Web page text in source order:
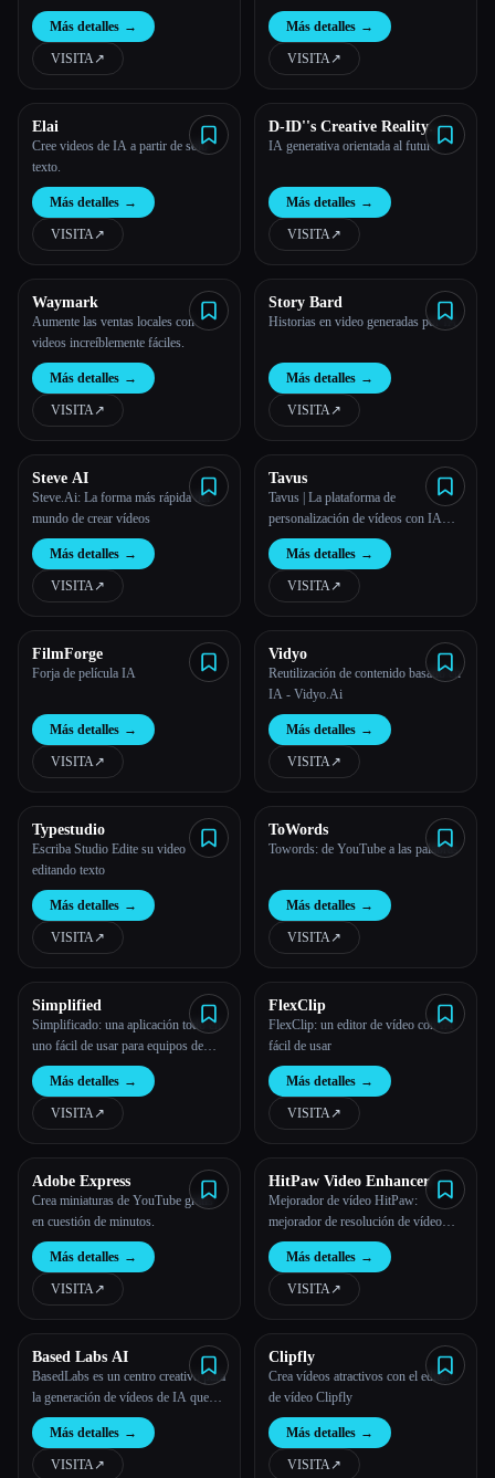
primera hora
Más detalles →
VISITA↗︎
Más detalles →
VISITA↗︎
Elai
Cree videos de IA a partir de solo
texto.
Más detalles →
VISITA↗︎
D-ID''s Creative Reality
Studio
IA generativa orientada al futuro
Más detalles →
VISITA↗︎
Waymark
Aumente las ventas locales con
videos increíblemente fáciles.
Más detalles →
VISITA↗︎
Story Bard
Historias en video generadas por IA
Más detalles →
VISITA↗︎
Steve AI
Steve.Ai: La forma más rápida del
mundo de crear vídeos
Más detalles →
VISITA↗︎
Tavus
Tavus | La plataforma de
personalización de vídeos con IA
más avanzada
Más detalles →
VISITA↗︎
FilmForge
Forja de película IA
Más detalles →
VISITA↗︎
Vidyo
Reutilización de contenido basado en
IA - Vidyo.Ai
Más detalles →
VISITA↗︎
Typestudio
Escriba Studio Edite su video
editando texto
Más detalles →
VISITA↗︎
ToWords
Towords: de YouTube a las palabras
Más detalles →
VISITA↗︎
Simplified
Simplificado: una aplicación todo en
uno fácil de usar para equipos de
marketing modernos
Más detalles →
VISITA↗︎
FlexClip
FlexClip: un editor de vídeo con IA
fácil de usar
Más detalles →
VISITA↗︎
Adobe Express
Crea miniaturas de YouTube gratis
en cuestión de minutos.
Más detalles →
VISITA↗︎
HitPaw Video Enhancer
Mejorador de vídeo HitPaw:
mejorador de resolución de vídeo
con IA de alta calidad
Más detalles →
VISITA↗︎
Based Labs AI
BasedLabs es un centro creativo para
la generación de vídeos de IA que
permite a los usuarios explorar, crear
y compartir diversos vídeos basados
en la IA.
Más detalles →
VISITA↗︎
Clipfly
Crea vídeos atractivos con el editor
de vídeo Clipfly
Más detalles →
VISITA↗︎